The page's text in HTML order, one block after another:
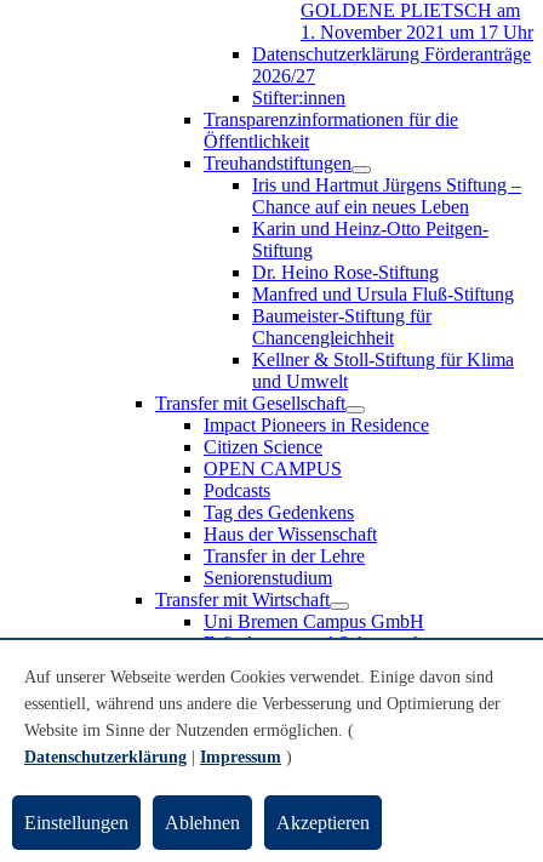
GOLDENE PLIETSCH am
1. November 2021 um 17 Uhr
Datenschutzerklärung Förderanträge
2026/27
Stifter:innen
Transparenzinformationen für die
Öffentlichkeit
Treuhandstiftungen
Iris und Hartmut Jürgens Stiftung –
Chance auf ein neues Leben
Karin und Heinz-Otto Peitgen-
Stiftung
Dr. Heino Rose-Stiftung
Manfred und Ursula Fluß-Stiftung
Baumeister-Stiftung für
Chancengleichheit
Kellner & Stoll-Stiftung für Klima
und Umwelt
Transfer mit Gesellschaft
Impact Pioneers in Residence
Citizen Science
OPEN CAMPUS
Podcasts
Tag des Gedenkens
Haus der Wissenschaft
Transfer in der Lehre
Seniorenstudium
Transfer mit Wirtschaft
Uni Bremen Campus GmbH
Erfindungen und Schutzrechte
Recruiting an der Universität Bremen
Weiterbildung an der Universität Bremen
Transfer mit Schule
Schülerinnen und Schüler
Schulklassen
Lehrkräfte
Gründungsunterstützung
Auf unserer Webseite werden Cookies verwendet. Einige davon sind
essentiell, während uns andere die Verbesserung und Optimierung der
Website im Sinne der Nutzenden ermöglichen. (
Datenschutzerklärung
Impressum )
Einstellungen Ablehnen Akzeptieren